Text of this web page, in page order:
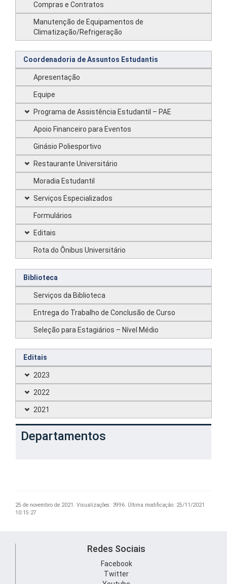
Compras e Contratos
Manutenção de Equipamentos de
Climatização/Refrigeração
Coordenadoria de Assuntos Estudantis
Apresentação
Equipe
Programa de Assistência Estudantil – PAE
Apoio Financeiro para Eventos
Ginásio Poliesportivo
Restaurante Universitário
Moradia Estudantil
Serviços Especializados
Formulários
Editais
Rota do Ônibus Universitário
Biblioteca
Serviços da Biblioteca
Entrega do Trabalho de Conclusão de Curso
Seleção para Estagiários – Nível Médio
Editais
2023
2022
2021
Departamentos
25 de novembro de 2021. Visualizações: 3996. Última modificação: 25/11/2021
10:15:27
Redes Sociais
Facebook
Twitter